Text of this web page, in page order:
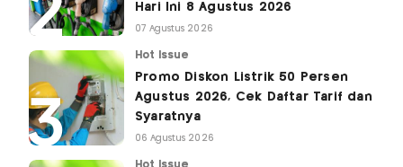
Hari Ini 8 Agustus 2026
07 Agustus 2026
Hot Issue
Promo Diskon Listrik 50 Persen
Agustus 2026, Cek Daftar Tarif dan
Syaratnya
06 Agustus 2026
Hot Issue